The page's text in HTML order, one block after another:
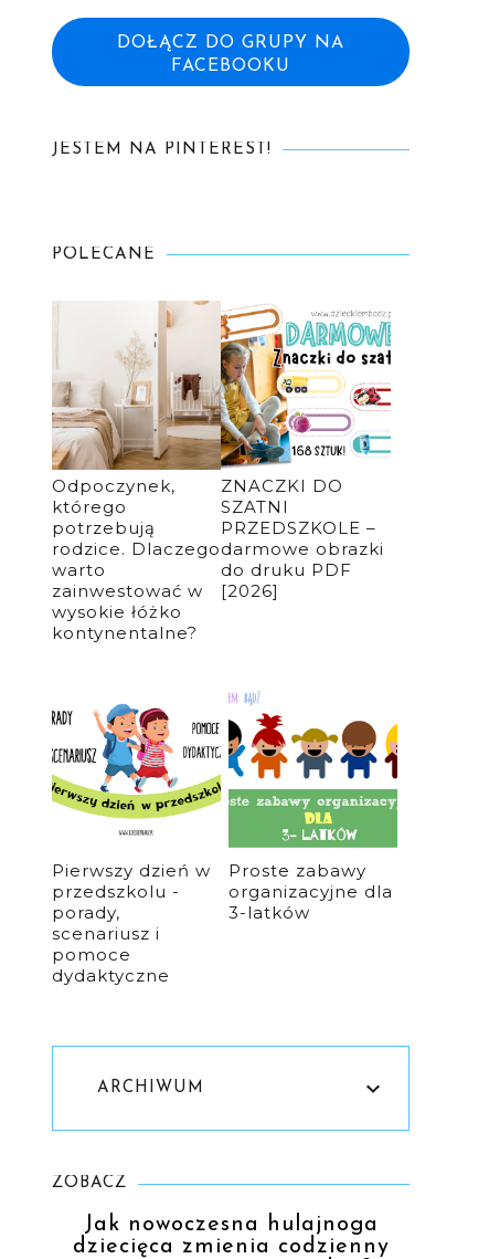
DOŁĄCZ DO GRUPY NA
FACEBOOKU
JESTEM NA PINTEREST!
POLECANE
Odpoczynek,
którego
potrzebują
rodzice. Dlaczego
warto
zainwestować w
wysokie łóżko
kontynentalne?
ZNACZKI DO
SZATNI
PRZEDSZKOLE –
darmowe obrazki
do druku PDF
[2026]
Pierwszy dzień w
przedszkolu -
porady,
scenariusz i
pomoce
dydaktyczne
Proste zabawy
organizacyjne dla
3-latków
ARCHIWUM
ZOBACZ
Jak nowoczesna hulajnoga
dziecięca zmienia codzienny